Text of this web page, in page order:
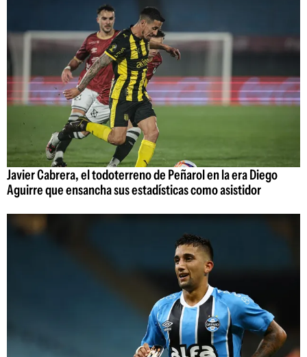
Javier Cabrera, el todoterreno de Peñarol en la era Diego
Aguirre que ensancha sus estadísticas como asistidor